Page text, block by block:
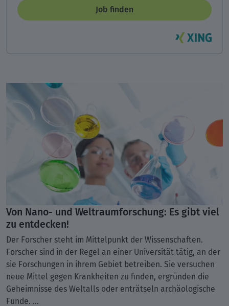
Job finden
Von Nano- und Weltraumforschung: Es gibt viel
zu entdecken!
Der Forscher steht im Mittelpunkt der Wissenschaften.
Forscher sind in der Regel an einer Universität tätig, an der
sie Forschungen in ihrem Gebiet betreiben. Sie versuchen
neue Mittel gegen Krankheiten zu finden, ergründen die
Geheimnisse des Weltalls oder enträtseln archäologische
Funde. ...